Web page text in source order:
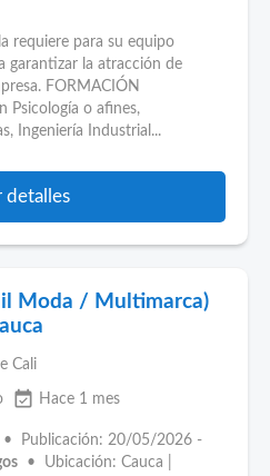
requiere para su equipo
garantizar la atracción de
FORMACIÓN
Psicología o afines,
Ingeniería Industrial...
detalles
Moda / Multimarca)
Cali
event_available Hace 1 mes
• Publicación: 20/05/2026 -
• Ubicación: Cauca |